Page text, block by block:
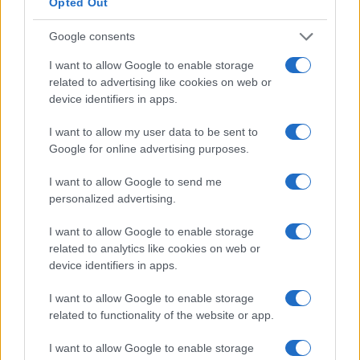
Google consents
I want to allow Google to enable storage
related to advertising like cookies on web or
device identifiers in apps.
I want to allow my user data to be sent to
Google for online advertising purposes.
I want to allow Google to send me
personalized advertising.
I want to allow Google to enable storage
related to analytics like cookies on web or
device identifiers in apps.
I want to allow Google to enable storage
related to functionality of the website or app.
I want to allow Google to enable storage
em “Concordo”
Volte para o PancakeSwap, selecione Troca> Troca na
barra lateral esquerdaClique em enviar e siga as etapas de
verificação depois. Depois de sacar com sucesso o seu
BNB, ele deve chegar em breve à sua carteira. Agora você
está pronto para comprar CATE finalmente!Agora volte
para Binance ou qualquer bolsa que você comprou BNB.
Vá para a carteira do BNB e selecione Retirar, no endereço
do destinatário, cole o seu próprio endereço da carteira e
certifique-se de que é o endereço correto, em seguida, na
rede de transferência, certifique-se de ter selecionado
Binance Smart Chain (BSC) ou BEP20 (BSC)Se esta é a
primeira vez que você se conecta com a MetaMask, você
rede Binance Smart Chain à sua MetaMask, prossiga com